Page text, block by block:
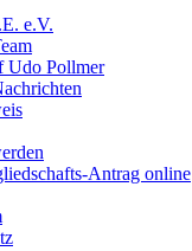
e.V.
Udo Pollmer
Antrag online